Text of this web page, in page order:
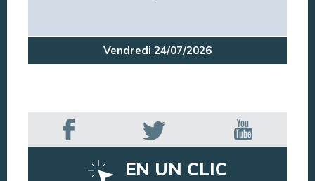
Vendredi 24/07/2026
EN UN CLIC